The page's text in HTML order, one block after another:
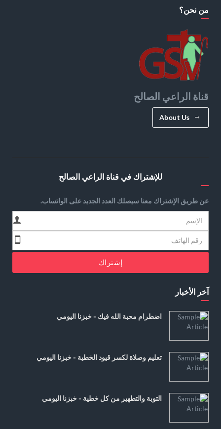
من نحن؟
قناة الراعي الصالح
About Us
للإشتراك في قناة الراعي الصالح
عن طريق الإشتراك معنا سيصلك العدد الجديد على الواتساب.
إشتراك
آخر الأخبار
اضطرام محبة الله فيك - خبزنا اليومي
تعليم وصلاة لكسر قيود الخطية - خبزنا اليومي
التوبة والتطهير من كل خطية - خبزنا اليومي